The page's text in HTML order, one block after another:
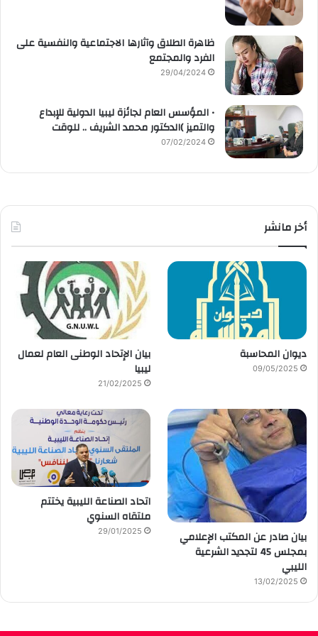
ظاهرة الطلاق وآثارها الاجتماعية والنفسية على
الفرد والمجتمع
29/04/2024
• المؤسس العام لجائزة ليبيا الدولية للإبداع
والتميز )الدكتور محمد الشريف .. للوقت
07/02/2024
أخر مانشر
ديوان المحاسبة
09/05/2025
بيان الإتحاد الوطنى العام لعمال
ليبيا
21/02/2025
بيان صادر عن المكتب الإعلامي
بمجلس 45 لتجديد الشرعية
الليبي
13/02/2025
اتحاد الصناعة الليبية يختتم
ملتقاه السنوي
29/01/2025